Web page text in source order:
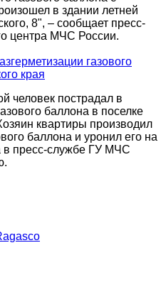
в здании летней
8", – сообщает пресс-
центра МЧС России.
газового
края
человек пострадал в
баллона в поселке
квартиры производил
баллона и уронил его на
пресс-службе ГУ МЧС